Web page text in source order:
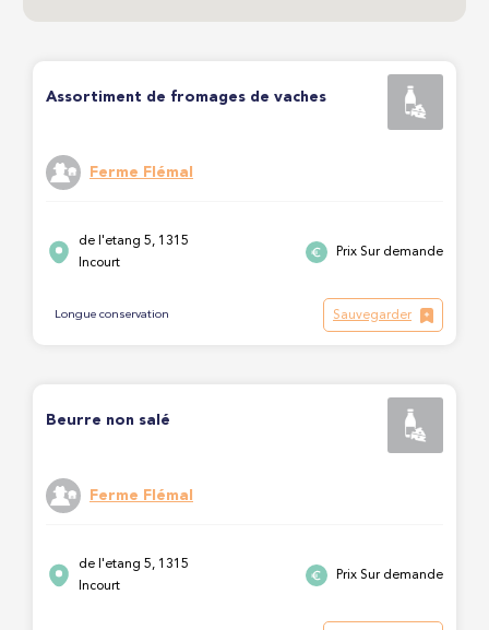
Assortiment de fromages de vaches
Ferme Flémal
de l'etang 5, 1315
Incourt
Prix Sur demande
Longue conservation Sauvegarder
Beurre non salé
Ferme Flémal
de l'etang 5, 1315
Incourt
Prix Sur demande